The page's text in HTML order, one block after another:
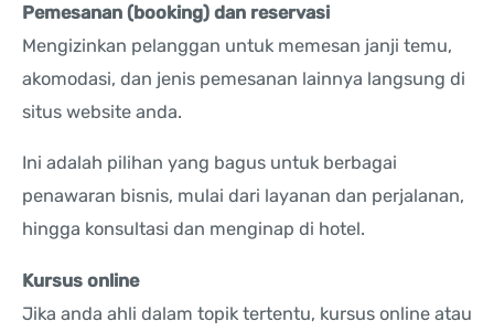
Pemesanan (booking) dan reservasi
Mengizinkan pelanggan untuk memesan janji temu,
akomodasi, dan jenis pemesanan lainnya langsung di
situs website anda.
Ini adalah pilihan yang bagus untuk berbagai
penawaran bisnis, mulai dari layanan dan perjalanan,
hingga konsultasi dan menginap di hotel.
Kursus online
Jika anda ahli dalam topik tertentu, kursus online atau